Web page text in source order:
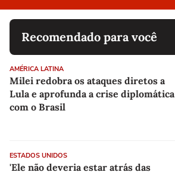
Recomendado para você
AMÉRICA LATINA
Milei redobra os ataques diretos a
Lula e aprofunda a crise diplomática
com o Brasil
ESTADOS UNIDOS
'Ele não deveria estar atrás das